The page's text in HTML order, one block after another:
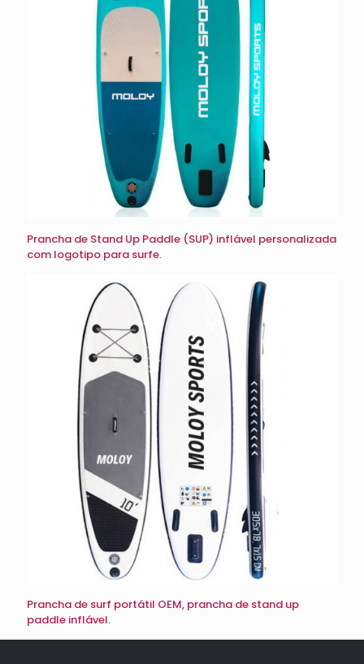
Prancha de Stand Up Paddle (SUP) inflável personalizada
com logotipo para surfe.
Prancha de surf portátil OEM, prancha de stand up
paddle inflável.